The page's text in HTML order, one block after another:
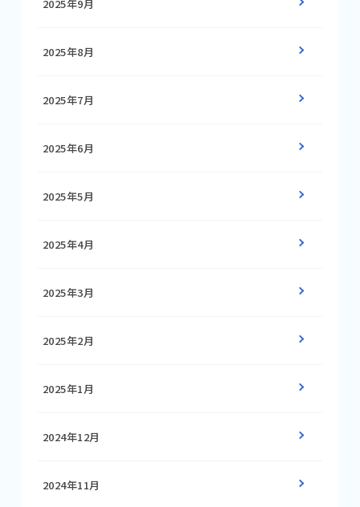
2025年9月
2025年8月
2025年7月
2025年6月
2025年5月
2025年4月
2025年3月
2025年2月
2025年1月
2024年12月
2024年11月